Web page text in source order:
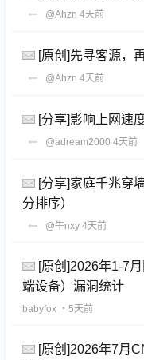
@Ahzn 4天前
[原创]先寻客源，
@Ahzn 4天前
[分享]影响上网速
@adream2000 4天前
[分享]家庭千兆穿
分排序）
@牛nxy 4天前
[原创]2026年1-7
端设备）漏洞统计
babyfox ・5天前
[原创]2026年7月